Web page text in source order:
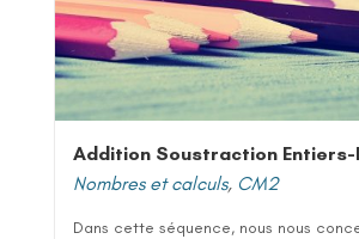
Addition Soustraction Entiers-
Nombres et calculs, CM2
Dans cette séquence, nous nous